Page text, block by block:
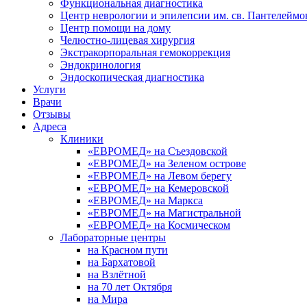
Функциональная диагностика
Центр неврологии и эпилепсии им. св.
Центр помощи на дому
Челюстно-лицевая хирургия
Экстракорпоральная гемокоррекция
Эндокринология
Эндоскопическая диагностика
Услуги
Врачи
Отзывы
Адреса
Клиники
«ЕВРОМЕД» на Съездовской
«ЕВРОМЕД» на Зеленом острове
«ЕВРОМЕД» на Левом берегу
«ЕВРОМЕД» на Кемеровской
«ЕВРОМЕД» на Маркса
«ЕВРОМЕД» на Магистральной
«ЕВРОМЕД» на Космическом
Лабораторные центры
на Красном пути
на Бархатовой
на Взлётной
на 70 лет Октября
на Мира